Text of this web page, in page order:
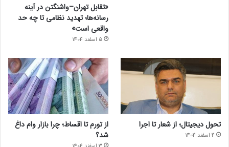
«تقابل تهران–واشنگتن در آینه
رسانه‌ها؛ تهدید نظامی تا چه حد
واقعی است»
5 اسفند 1404
تحول دیجیتال؛ از شعار تا اجرا
4 اسفند 1404
از تورم تا اقساط؛ چرا بازار وام داغ
شد؟